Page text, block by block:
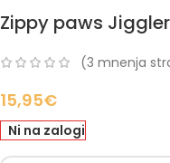
Zippy paws
(3 mnenja
15,95€
Ni na zalogi